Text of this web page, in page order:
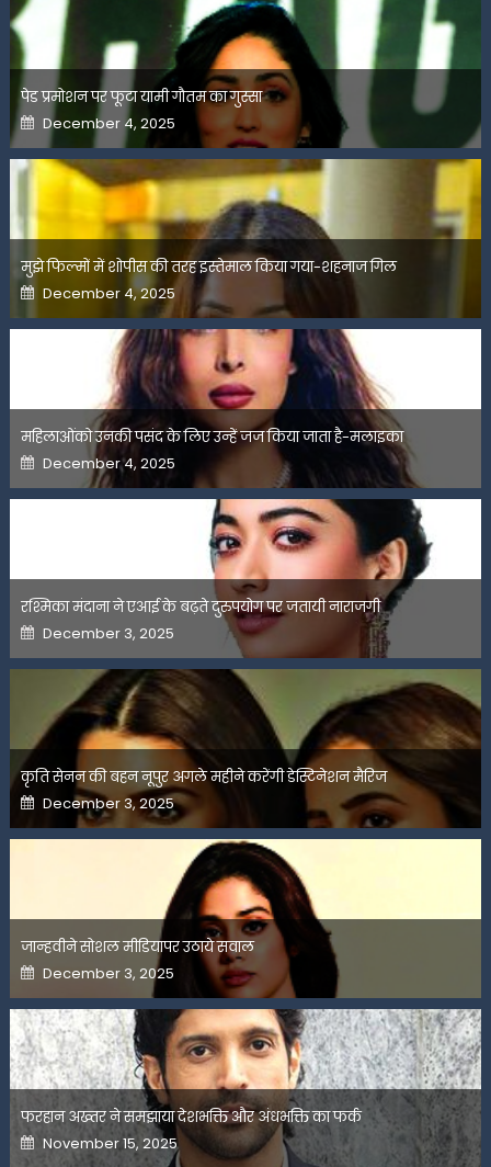
पेड प्रमोशन पर फूटा यामी गौतम का गुस्सा
Posted
on
December 4, 2025
मुझे फिल्मों में शोपीस की तरह इस्तेमाल किया गया-शहनाज गिल
Posted
on
December 4, 2025
महिलाओंको उनकी पसंद के लिए उन्हें जज किया जाता है-मलाइका
Posted
on
December 4, 2025
रश्मिका मंदाना ने एआई के बढ़ते दुरुपयोग पर जतायी नाराजगी
Posted
on
December 3, 2025
कृति सेनन की बहन नूपुर अगले महीने करेंगी डेस्टिनेशन मैरिज
Posted
on
December 3, 2025
जान्हवीने सोशल मीडियापर उठाये सवाल
Posted
on
December 3, 2025
फरहान अख्तर ने समझाया देशभक्ति और अंधभक्ति का फर्क
Posted
on
November 15, 2025